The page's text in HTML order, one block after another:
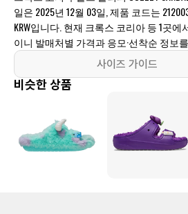
일은 2025년 12월 03일, 제품 코드는
KRW입니다. 현재 크록스 코리아 등 1곳
이니 발매처별 가격과 응모·선착순 정보
사이즈 가이드
비슷한 상품